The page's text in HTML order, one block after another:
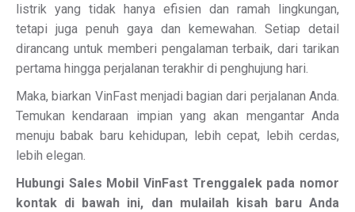
listrik yang tidak hanya efisien dan ramah lingkungan,
tetapi juga penuh gaya dan kemewahan. Setiap detail
dirancang untuk memberi pengalaman terbaik, dari tarikan
pertama hingga perjalanan terakhir di penghujung hari.
Maka, biarkan VinFast menjadi bagian dari perjalanan Anda.
Temukan kendaraan impian yang akan mengantar Anda
menuju babak baru kehidupan, lebih cepat, lebih cerdas,
lebih elegan.
Hubungi Sales Mobil VinFast Trenggalek pada nomor
kontak di bawah ini, dan mulailah kisah baru Anda